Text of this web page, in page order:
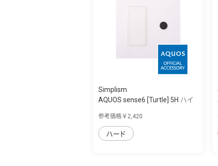
Simplism
AQUOS sense6 [Turtle] 5H ハイ
参考価格￥2,420
ハード